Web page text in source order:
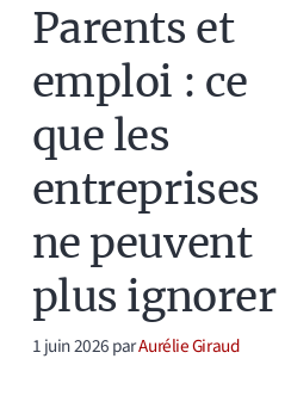
Parents et
emploi : ce
que les
entreprises
ne peuvent
plus ignorer
1 juin 2026parAurélie Giraud